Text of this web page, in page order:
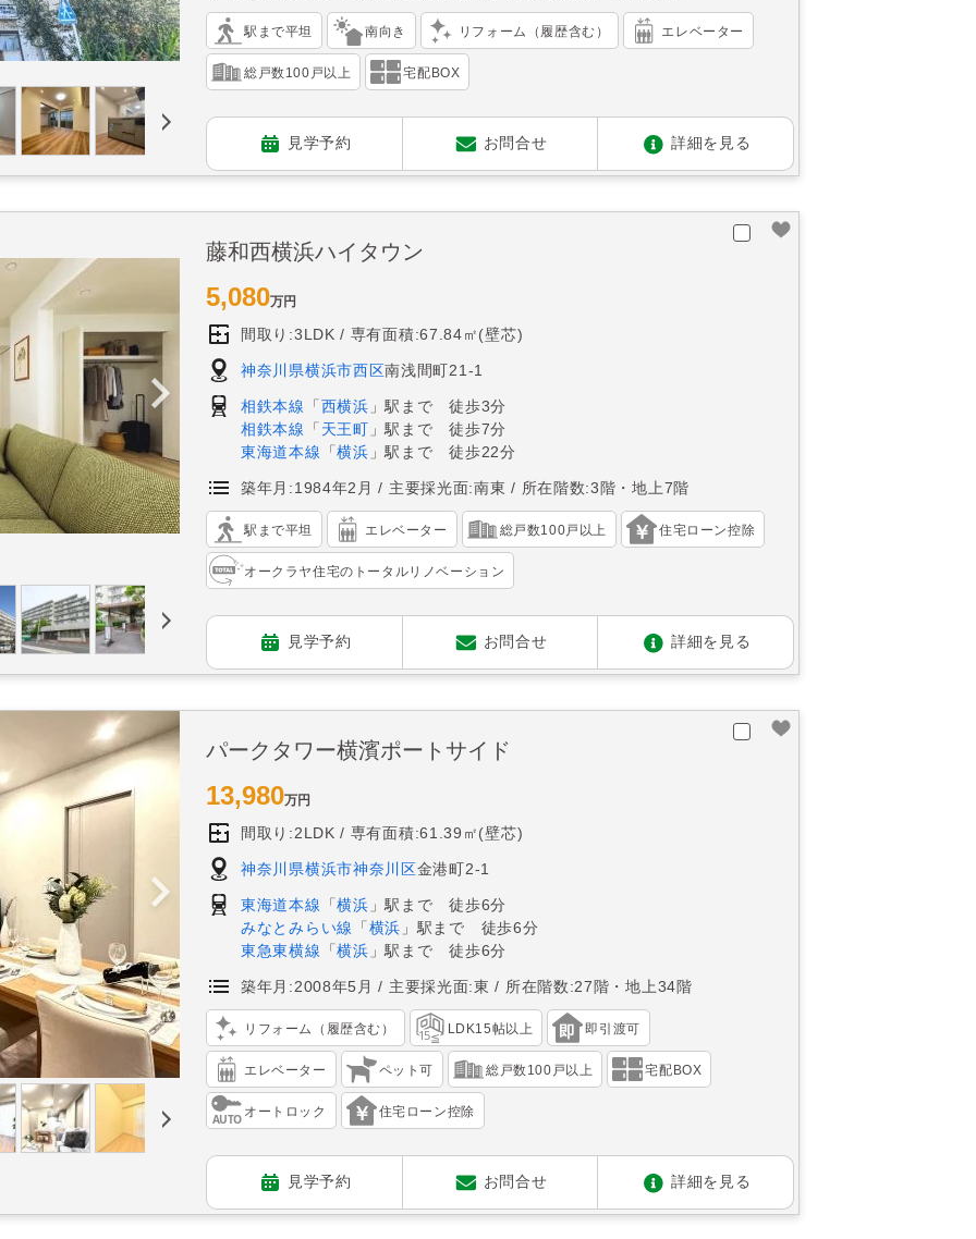
駅まで平坦 南向き リフォーム（履歴含む） エレベーター
総戸数100戸以上 宅配BOX
見学予約 お問合せ 詳細を見る
藤和西横浜ハイタウン
5,080万円
間取り:3LDK 専有面積:67.84㎡(壁芯)
神奈川県横浜市西区南浅間町21-1
相鉄本線 「 西横浜 」駅まで 徒歩3分
相鉄本線
「 天王町 」駅まで 徒歩7分
東海道本線 「横浜 」駅まで 徒歩22分
築年月:1984年2月 主要採光面:南東 所在階数:3階・地上7階
駅まで平坦 エレベーター 総戸数100戸以上 住宅ローン控除
オークラヤ住宅のトータルリノベーション
見学予約 お問合せ 詳細を見る
パークタワー横濱ポートサイド
13,980万円
間取り:2LDK 専有面積:61.39㎡(壁芯)
神奈川県横浜市神奈川区金港町2-1
東海道本線 「横浜 」駅まで 徒歩6分
みなとみらい線
「 横浜 」駅まで 徒歩6分
東急東横線 「横浜 」駅まで 徒歩6分
築年月:2008年5月 主要採光面:東 所在階数:27階・地上34階
リフォーム（履歴含む） LDK15帖以上 即引渡可
エレベーター ペット可 総戸数100戸以上 宅配BOX
オートロック 住宅ローン控除
見学予約 お問合せ 詳細を見る